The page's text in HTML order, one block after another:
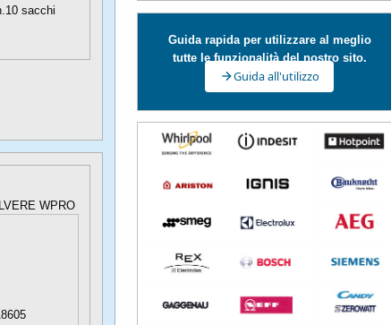
sacchi
WPRO
Guida rapida per utilizzare al meglio
tutte le funzionalità del nostro sito.
Guida all'utilizzo